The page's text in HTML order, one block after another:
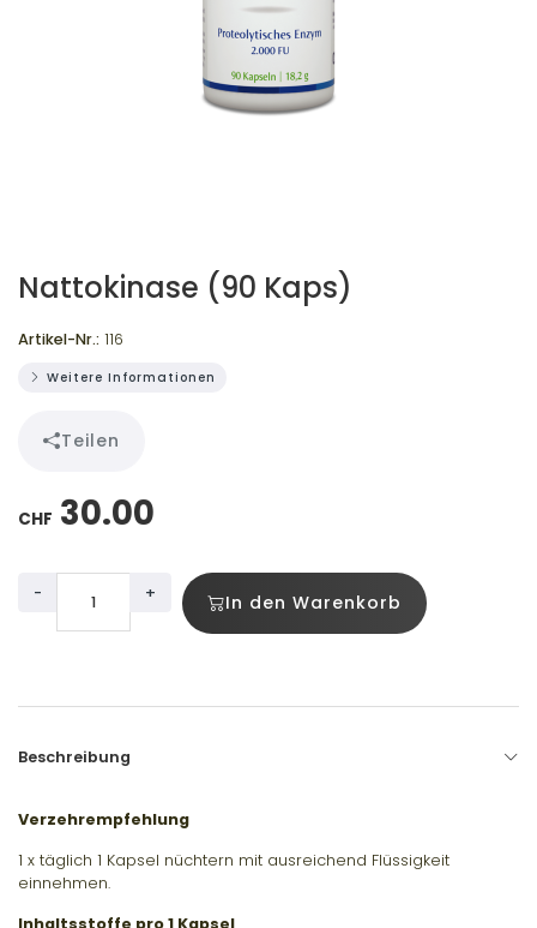
Nattokinase (90 Kaps)
Artikel-Nr.: 116
Weitere Informationen
Teilen
CHF 30.00
- + In den Warenkorb
Beschreibung
Verzehrempfehlung
1 x täglich 1 Kapsel nüchtern mit ausreichend Flüssigkeit
einnehmen.
Inhaltsstoffe pro 1 Kapsel